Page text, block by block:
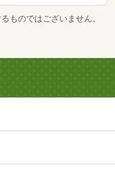
ものではございません。